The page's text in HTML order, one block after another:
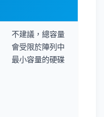
不建議，總容量
會受限於陣列中
最小容量的硬碟